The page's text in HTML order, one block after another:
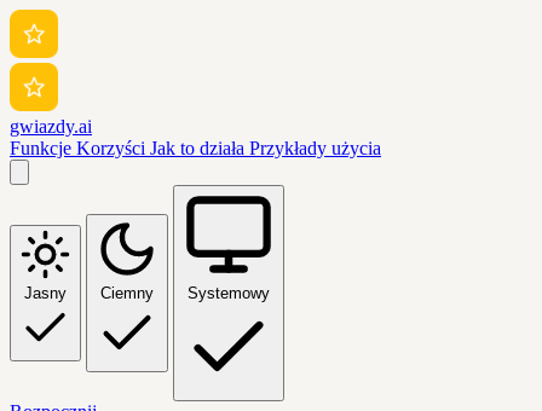
gwiazdy.ai
Funkcje Korzyści Jak to działa Przykłady użycia
Jasny Ciemny Systemowy